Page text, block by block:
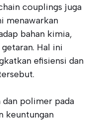
couplings juga
menawarkan
bahan kimia,
Hal ini
efisiensi dan
dan polimer pada
keuntungan